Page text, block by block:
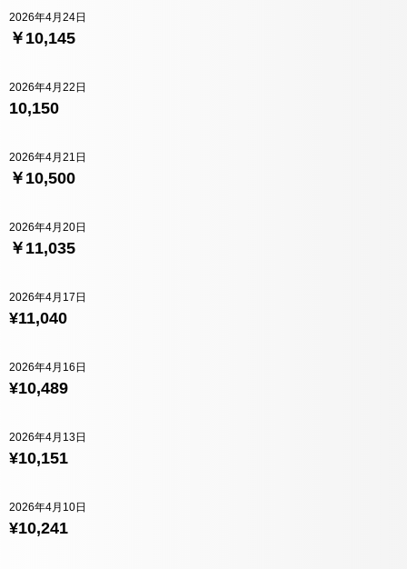
￥10,145
2026年4月24日
10,150
2026年4月22日
￥10,500
2026年4月21日
￥11,035
2026年4月20日
¥11,040
2026年4月17日
¥10,489
2026年4月16日
¥10,151
2026年4月13日
¥10,241
2026年4月10日